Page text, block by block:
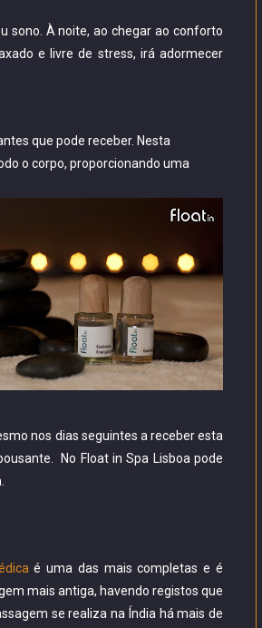
sono. À noite, ao chegar ao conforto
e livre de stress, irá adormecer
que pode receber. Nesta
o corpo, proporcionando uma
nos dias seguintes a receber esta
No Float in Spa Lisboa pode
é uma das mais completas e é
mais antiga, havendo registos que
se realiza na Índia há mais de